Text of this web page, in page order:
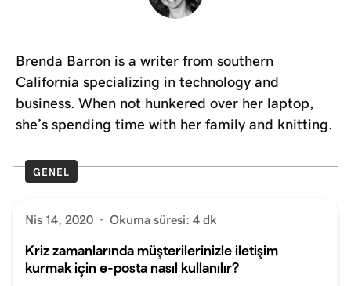
Brenda Barron is a writer from southern
California specializing in technology and
business. When not hunkered over her laptop,
she’s spending time with her family and knitting.
GENEL
Nis 14, 2020 · Okuma süresi: 4 dk
Kriz zamanlarında müşterilerinizle iletişim
kurmak için e-posta nasıl kullanılır?